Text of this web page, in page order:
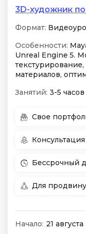
3D-художник
Формат:
Особенности:
Unreal Engine 5.
материалов,
Занятий: 3-5
Свое
Бессрочный
Для
Начало: 21 августа